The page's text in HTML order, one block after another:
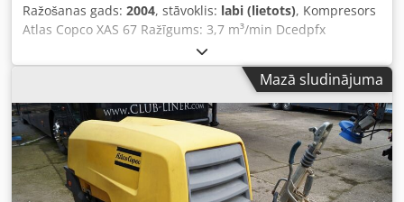
Ražošanas gads: 2004, stāvoklis: labi (lietots), Kompresors
Atlas Copco XAS 67 Ražīgums: 3,7 m³/min Dcedpfx
Ahjiywpzo Sek Nostrādātās stundas: 2 371 h Dzinējs: Deutz
Tips: dīzeļdzinējs
Mazā sludinājuma